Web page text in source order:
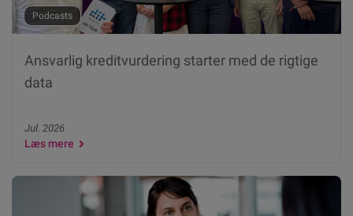
Podcasts
Ansvarlig kreditvurdering starter med de rigtige
data
Jul. 2026
Læs mere